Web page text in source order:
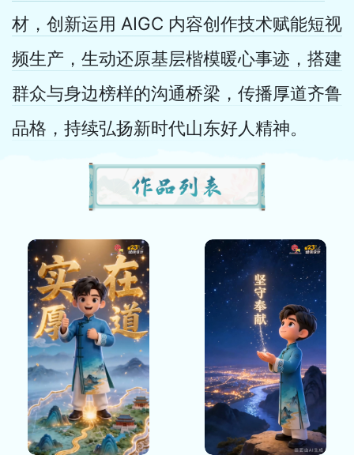
材，创新运用 AIGC 内容创作技术赋能短视
频生产，生动还原基层楷模暖心事迹，搭建
群众与身边榜样的沟通桥梁，传播厚道齐鲁
品格，持续弘扬新时代山东好人精神。